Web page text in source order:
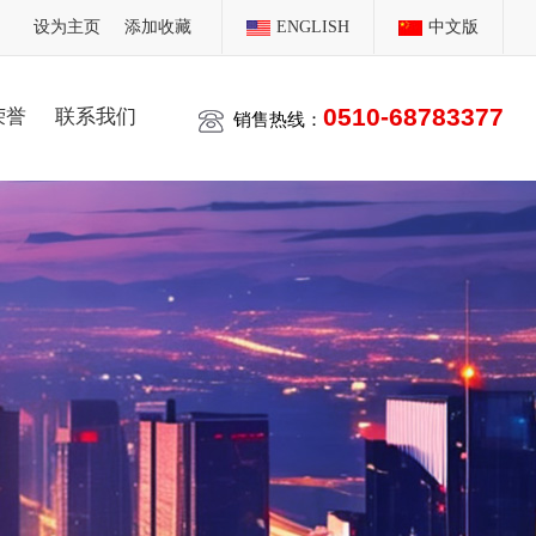
设为主页 添加收藏 ENGLISH 中文版
销售热线：0510-68783377
誉 联系我们